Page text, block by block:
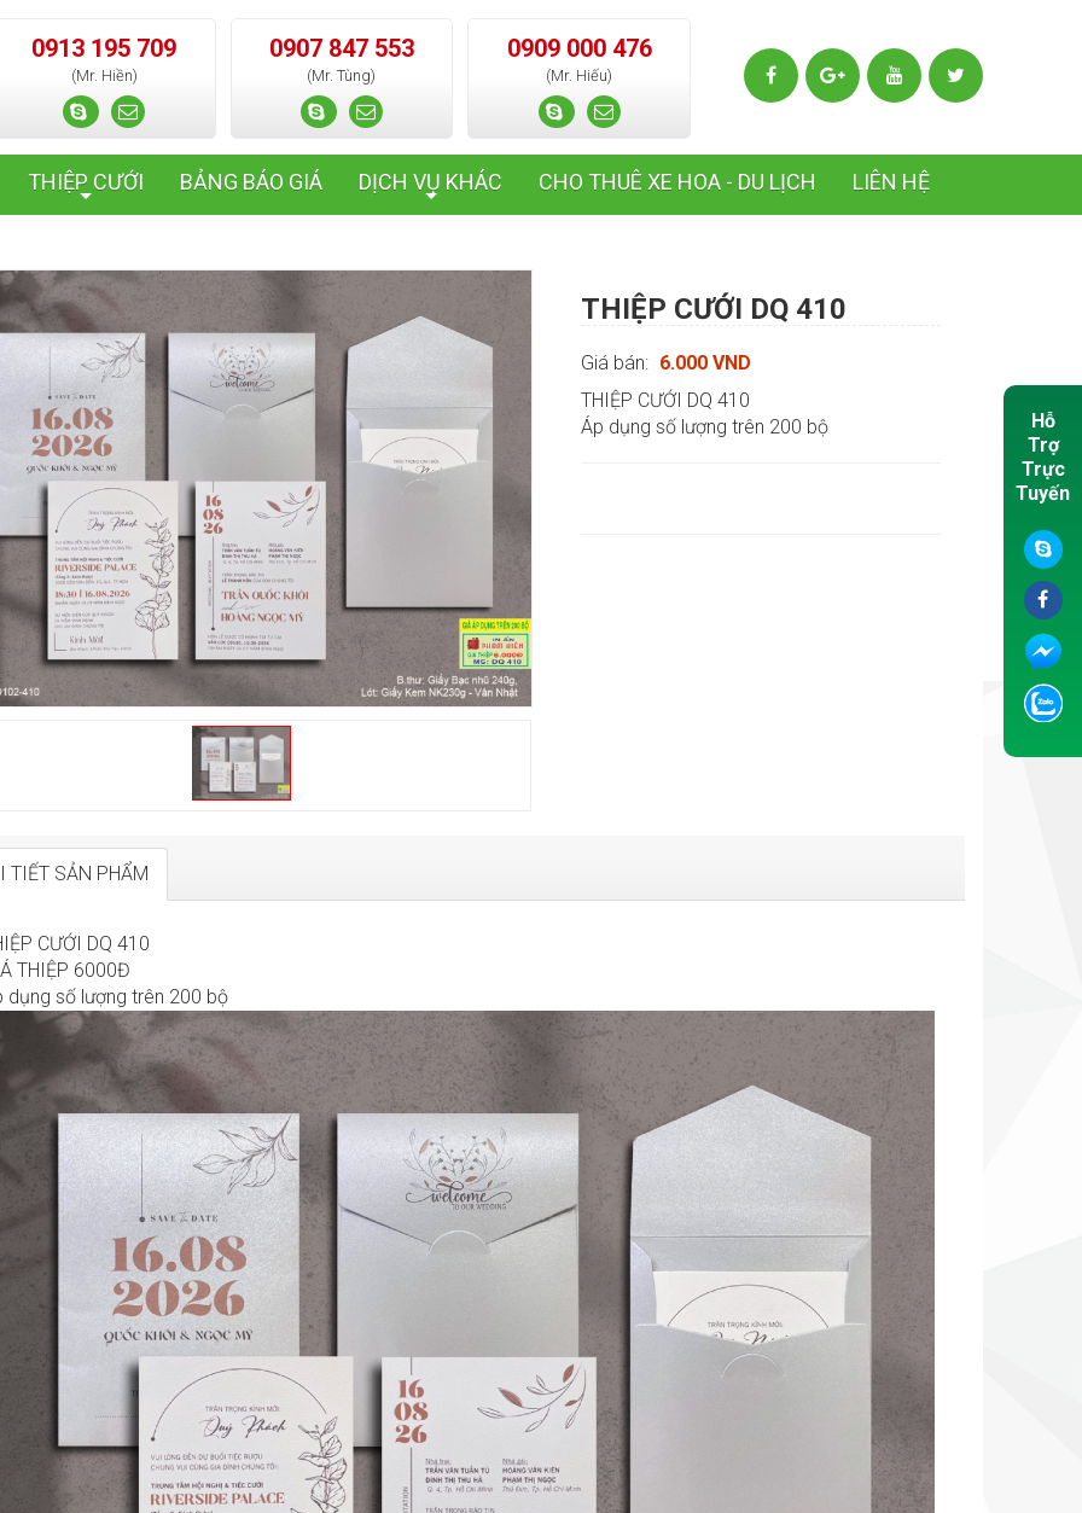
0913 195 709
(Mr. Hiền)
0907 847 553
(Mr. Tùng)
0909 000 476
(Mr. Hiếu)
+
THIỆP CƯỚI BẢNG BÁO GIÁ
+
DỊCH VỤ KHÁC CHO THUÊ XE HOA - DU LỊCH LIÊN HỆ
THIỆP CƯỚI DQ 410
Giá bán: 6.000 VND
THIỆP CƯỚI DQ 410
Áp dụng số lượng trên 200 bộ
TIẾT SẢN PHẨM
CƯỚI DQ 410
THIỆP 6000Đ
dụng số lượng trên 200 bộ
Hỗ
Trợ
Trực
Tuyến